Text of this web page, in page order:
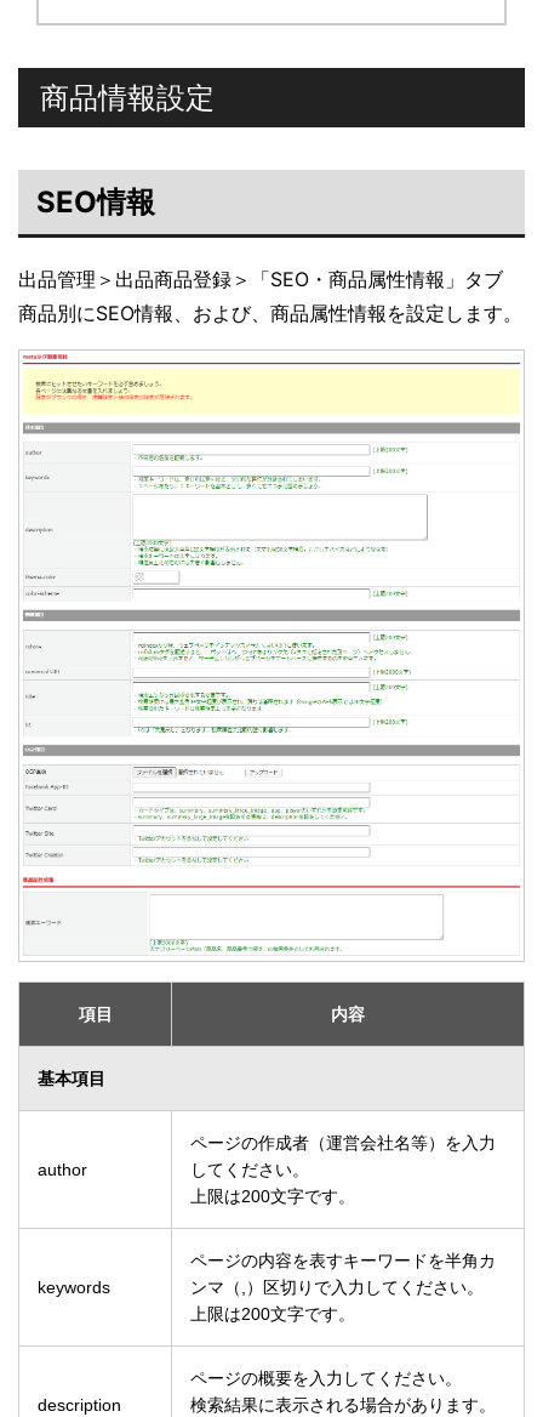
商品情報設定
SEO情報
出品管理＞出品商品登録＞「SEO・商品属性情報」タブ
商品別にSEO情報、および、商品属性情報を設定します。
項目 内容
基本項目
author
ページの作成者（運営会社名等）を入力
してください。
上限は200文字です。
keywords
ページの内容を表すキーワードを半角カ
ンマ（,）区切りで入力してください。
上限は200文字です。
description
ページの概要を入力してください。
検索結果に表示される場合があります。